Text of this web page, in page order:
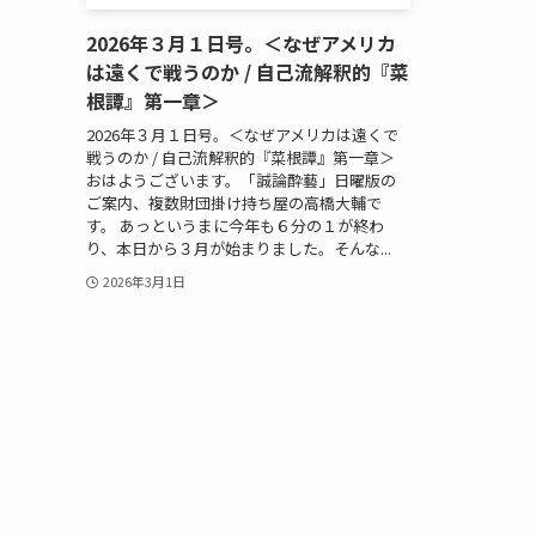
2026年３月１日号。＜なぜアメリカ
は遠くで戦うのか / 自己流解釈的『菜
根譚』第一章＞
2026年３月１日号。＜なぜアメリカは遠くで
戦うのか / 自己流解釈的『菜根譚』第一章＞
おはようございます。「誠論酔藝」日曜版の
ご案内、複数財団掛け持ち屋の高橋大輔で
す。 あっというまに今年も６分の１が終わ
り、本日から３月が始まりました。そんな...
2026年3月1日